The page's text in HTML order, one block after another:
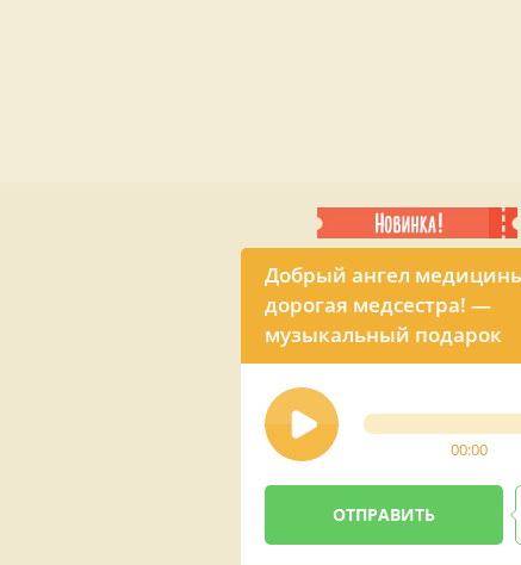
Добрый ангел
дорогая медсестра! —
музыкальный подарок
00:00